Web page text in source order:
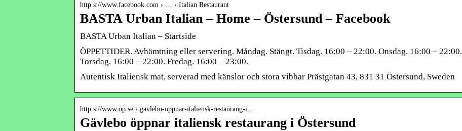
http s://www.facebook.com › … › Italian Restaurant
BASTA Urban Italian – Home – Östersund – Facebook
BASTA Urban Italian – Startside
ÖPPETTIDER. Avhämtning eller servering. Måndag. Stängt. Tisdag. 16:00 – 22:00. Onsdag. 16:00 – 22:00.
Torsdag. 16:00 – 22:00. Fredag. 16:00 – 23:00.
Autentisk Italiensk mat, serverad med känslor och stora vibbar Prästgatan 43, 831 31 Östersund, Sweden
http s://www.op.se › gavlebo-oppnar-italiensk-restaurang-i…
Gävlebo öppnar italiensk restaurang i Östersund